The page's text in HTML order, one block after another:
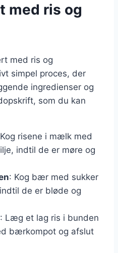
med ris og
med ris og
simpel proces, der
ingredienser og
som du kan
risene i mælk med
indtil de er møre og
: Kog bær med sukker
de er bløde og
: Læg et lag ris i bunden
bærkompot og afslut